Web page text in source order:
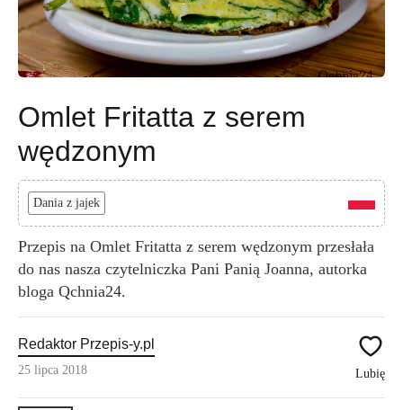
Omlet Fritatta z serem
wędzonym
Dania z jajek
Przepis na Omlet Fritatta z serem wędzonym przesłała
do nas nasza czytelniczka Pani Panią Joanna, autorka
bloga Qchnia24.
Redaktor Przepis-y.pl
25 lipca 2018 Lubię